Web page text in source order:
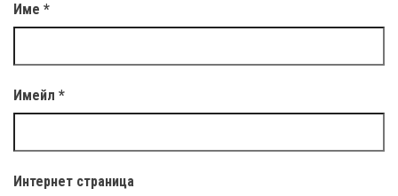
Име *
Имейл *
Интернет страница